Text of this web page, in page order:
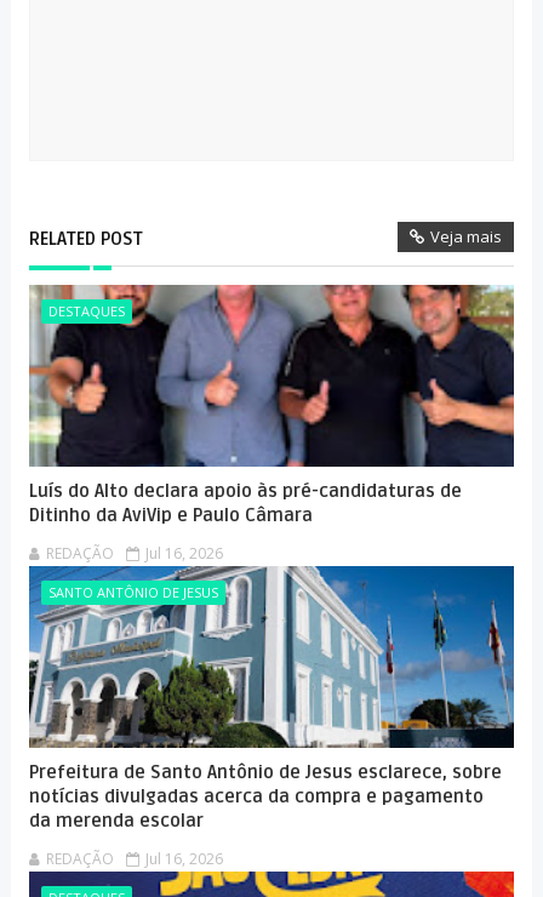
RELATED POST Veja mais
DESTAQUES
Luís do Alto declara apoio às pré-candidaturas de
Ditinho da AviVip e Paulo Câmara
REDAÇÃO Jul 16, 2026
SANTO ANTÔNIO DE JESUS
Prefeitura de Santo Antônio de Jesus esclarece, sobre
notícias divulgadas acerca da compra e pagamento
da merenda escolar
REDAÇÃO Jul 16, 2026